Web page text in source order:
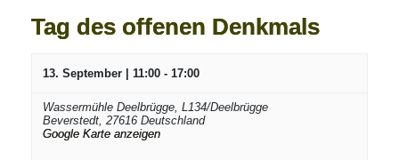
Tag des offenen Denkmals
13. September | 11:00 - 17:00
Wassermühle Deelbrügge, L134/Deelbrügge
Beverstedt 27616 Deutschland
Google Karte anzeigen